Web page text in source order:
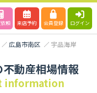
頼 来店予約 会員登録 ログイン
広島市南区 宇品海岸
動産相場情報
information